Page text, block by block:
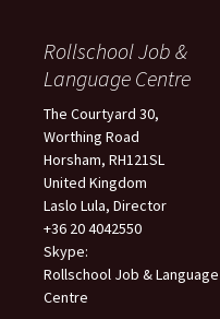
Rollschool Job &
Language Centre
The Courtyard 30,
Worthing Road
Horsham, RH121SL
United Kingdom
Laslo Lula, Director
+36 20 4042550
Skype:
Rollschool Job & Language
Centre